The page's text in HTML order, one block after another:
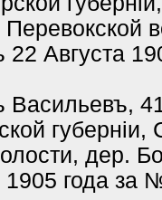
22 Августа
Васильевъ,
губерніи,
дер.
года за